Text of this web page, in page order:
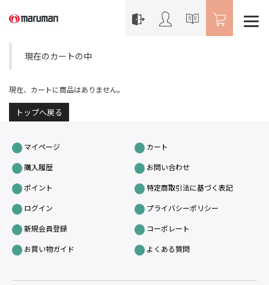
現在のカートの中
現在、カートに商品はありません。
トップへ戻る
マイページ
購入履歴
ポイント
ログイン
新規会員登録
お買い物ガイド
カート
お問い合わせ
特定商取引法に基づく表記
プライバシーポリシー
コーポレート
よくある質問